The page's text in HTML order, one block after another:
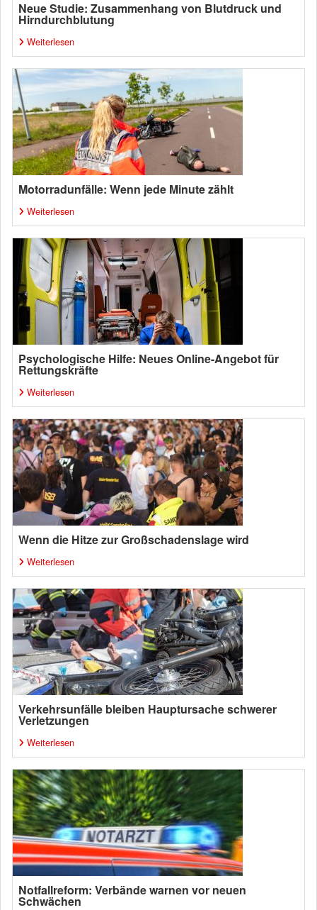
Neue Studie: Zusammenhang von Blutdruck und
Hirndurchblutung
Weiterlesen
Motorradunfälle: Wenn jede Minute zählt
Weiterlesen
Psychologische Hilfe: Neues Online-Angebot für
Rettungskräfte
Weiterlesen
Wenn die Hitze zur Großschadenslage wird
Weiterlesen
Verkehrsunfälle bleiben Hauptursache schwerer
Verletzungen
Weiterlesen
Notfallreform: Verbände warnen vor neuen
Schwächen